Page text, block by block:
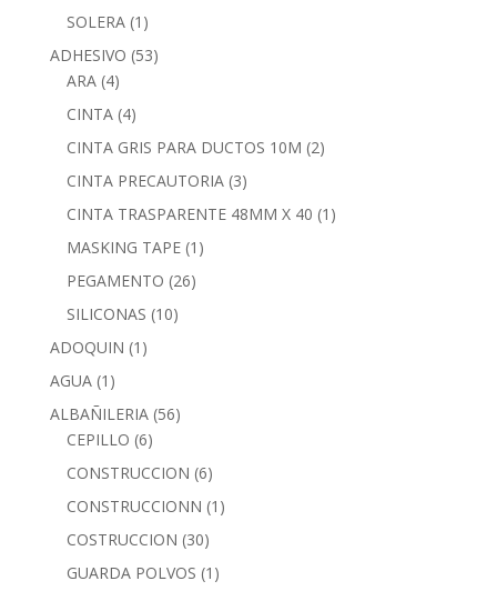
SOLERA (1)
ADHESIVO (53)
ARA (4)
CINTA (4)
CINTA GRIS PARA DUCTOS 10M (2)
CINTA PRECAUTORIA (3)
CINTA TRASPARENTE 48MM X 40 (1)
MASKING TAPE (1)
PEGAMENTO (26)
SILICONAS (10)
ADOQUIN (1)
AGUA (1)
ALBAÑILERIA (56)
CEPILLO (6)
CONSTRUCCION (6)
CONSTRUCCIONN (1)
COSTRUCCION (30)
GUARDA POLVOS (1)